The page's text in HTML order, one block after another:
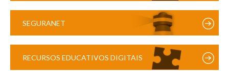
SEGURANET
RECURSOS EDUCATIVOS DIGITAIS